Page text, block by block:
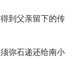
到父亲留下的传
弥石递还给南小